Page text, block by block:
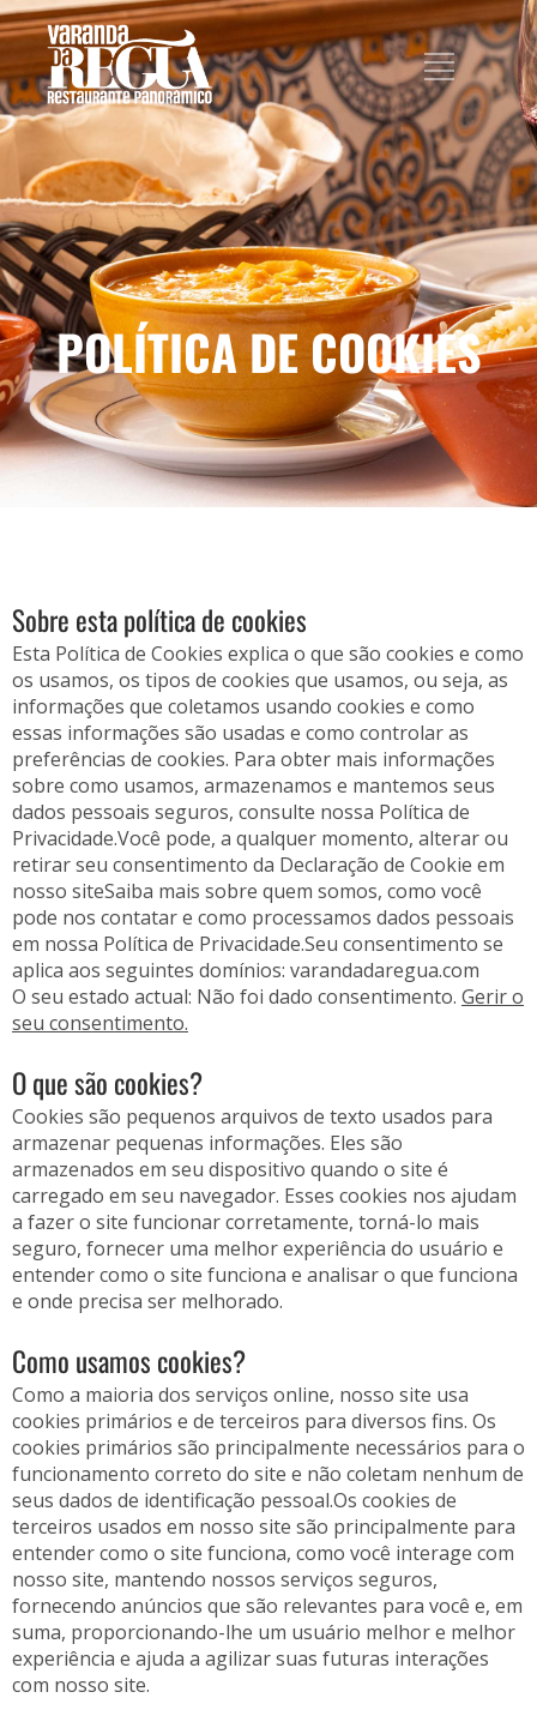
POLÍTICA DE COOKIES
Sobre esta política de cookies
Esta Política de Cookies explica o que são cookies e como
os usamos, os tipos de cookies que usamos, ou seja, as
informações que coletamos usando cookies e como
essas informações são usadas e como controlar as
preferências de cookies. Para obter mais informações
sobre como usamos, armazenamos e mantemos seus
dados pessoais seguros, consulte nossa Política de
Privacidade.Você pode, a qualquer momento, alterar ou
retirar seu consentimento da Declaração de Cookie em
nosso siteSaiba mais sobre quem somos, como você
pode nos contatar e como processamos dados pessoais
em nossa Política de Privacidade.Seu consentimento se
aplica aos seguintes domínios: varandadaregua.com
O seu estado actual: Não foi dado consentimento. Gerir o
seu consentimento.
O que são cookies?
Cookies são pequenos arquivos de texto usados para
armazenar pequenas informações. Eles são
armazenados em seu dispositivo quando o site é
carregado em seu navegador. Esses cookies nos ajudam
a fazer o site funcionar corretamente, torná-lo mais
seguro, fornecer uma melhor experiência do usuário e
entender como o site funciona e analisar o que funciona
e onde precisa ser melhorado.
Como usamos cookies?
Como a maioria dos serviços online, nosso site usa
cookies primários e de terceiros para diversos fins. Os
cookies primários são principalmente necessários para o
funcionamento correto do site e não coletam nenhum de
seus dados de identificação pessoal.Os cookies de
terceiros usados em nosso site são principalmente para
entender como o site funciona, como você interage com
nosso site, mantendo nossos serviços seguros,
fornecendo anúncios que são relevantes para você e, em
suma, proporcionando-lhe um usuário melhor e melhor
experiência e ajuda a agilizar suas futuras interações
com nosso site.